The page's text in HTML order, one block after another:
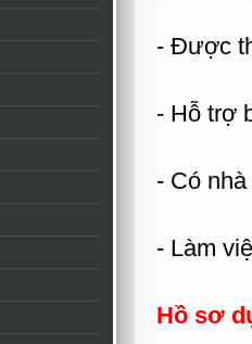
- Được
- Hỗ trợ
- Có
- Làm
Hồ sơ